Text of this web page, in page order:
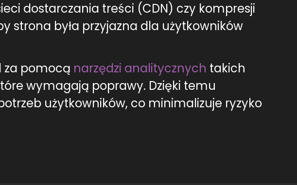
dostarczania treści (CDN) czy kompresji
strona była przyjazna dla użytkowników
za pomocą narzędzi analitycznych takich
wymagają poprawy. Dzięki temu
użytkowników, co minimalizuje ryzyko